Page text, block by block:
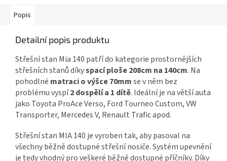
Popis
Detailní popis produktu
Střešní stan Mia 140 patří do kategorie prostornějších
střešních stanů díkyspací ploše 208cm na 140cm. Na
pohodlné matraci o výšce 70mmse v něm bez
problému vyspí2 dospělí a 1 dítě. Ideální je na větší auta
jako Toyota ProAce Verso, Ford Tourneo Custom, VW
Transporter, Mercedes V, Renault Trafic apod.
Střešní stan MIA 140 je vyroben tak, aby pasoval na
všechny běžně dostupné střešní nosiče. Systém upevnění
je tedy vhodný pro veškeré běžně dostupné příčníky. Díky